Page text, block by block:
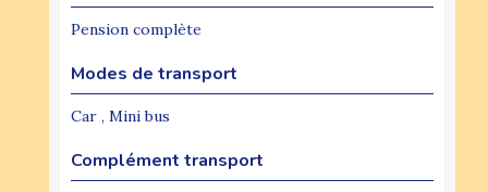
Pension complète
Modes de transport
Car , Mini bus
Complément transport